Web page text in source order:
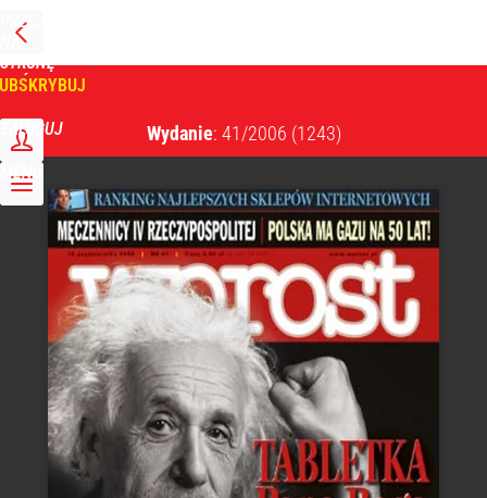
PRZEJDŹ
NA
STRONĘ
GŁÓWNĄ
ZALOGUJ
MENU
Wydanie: 41/2006 (1243)